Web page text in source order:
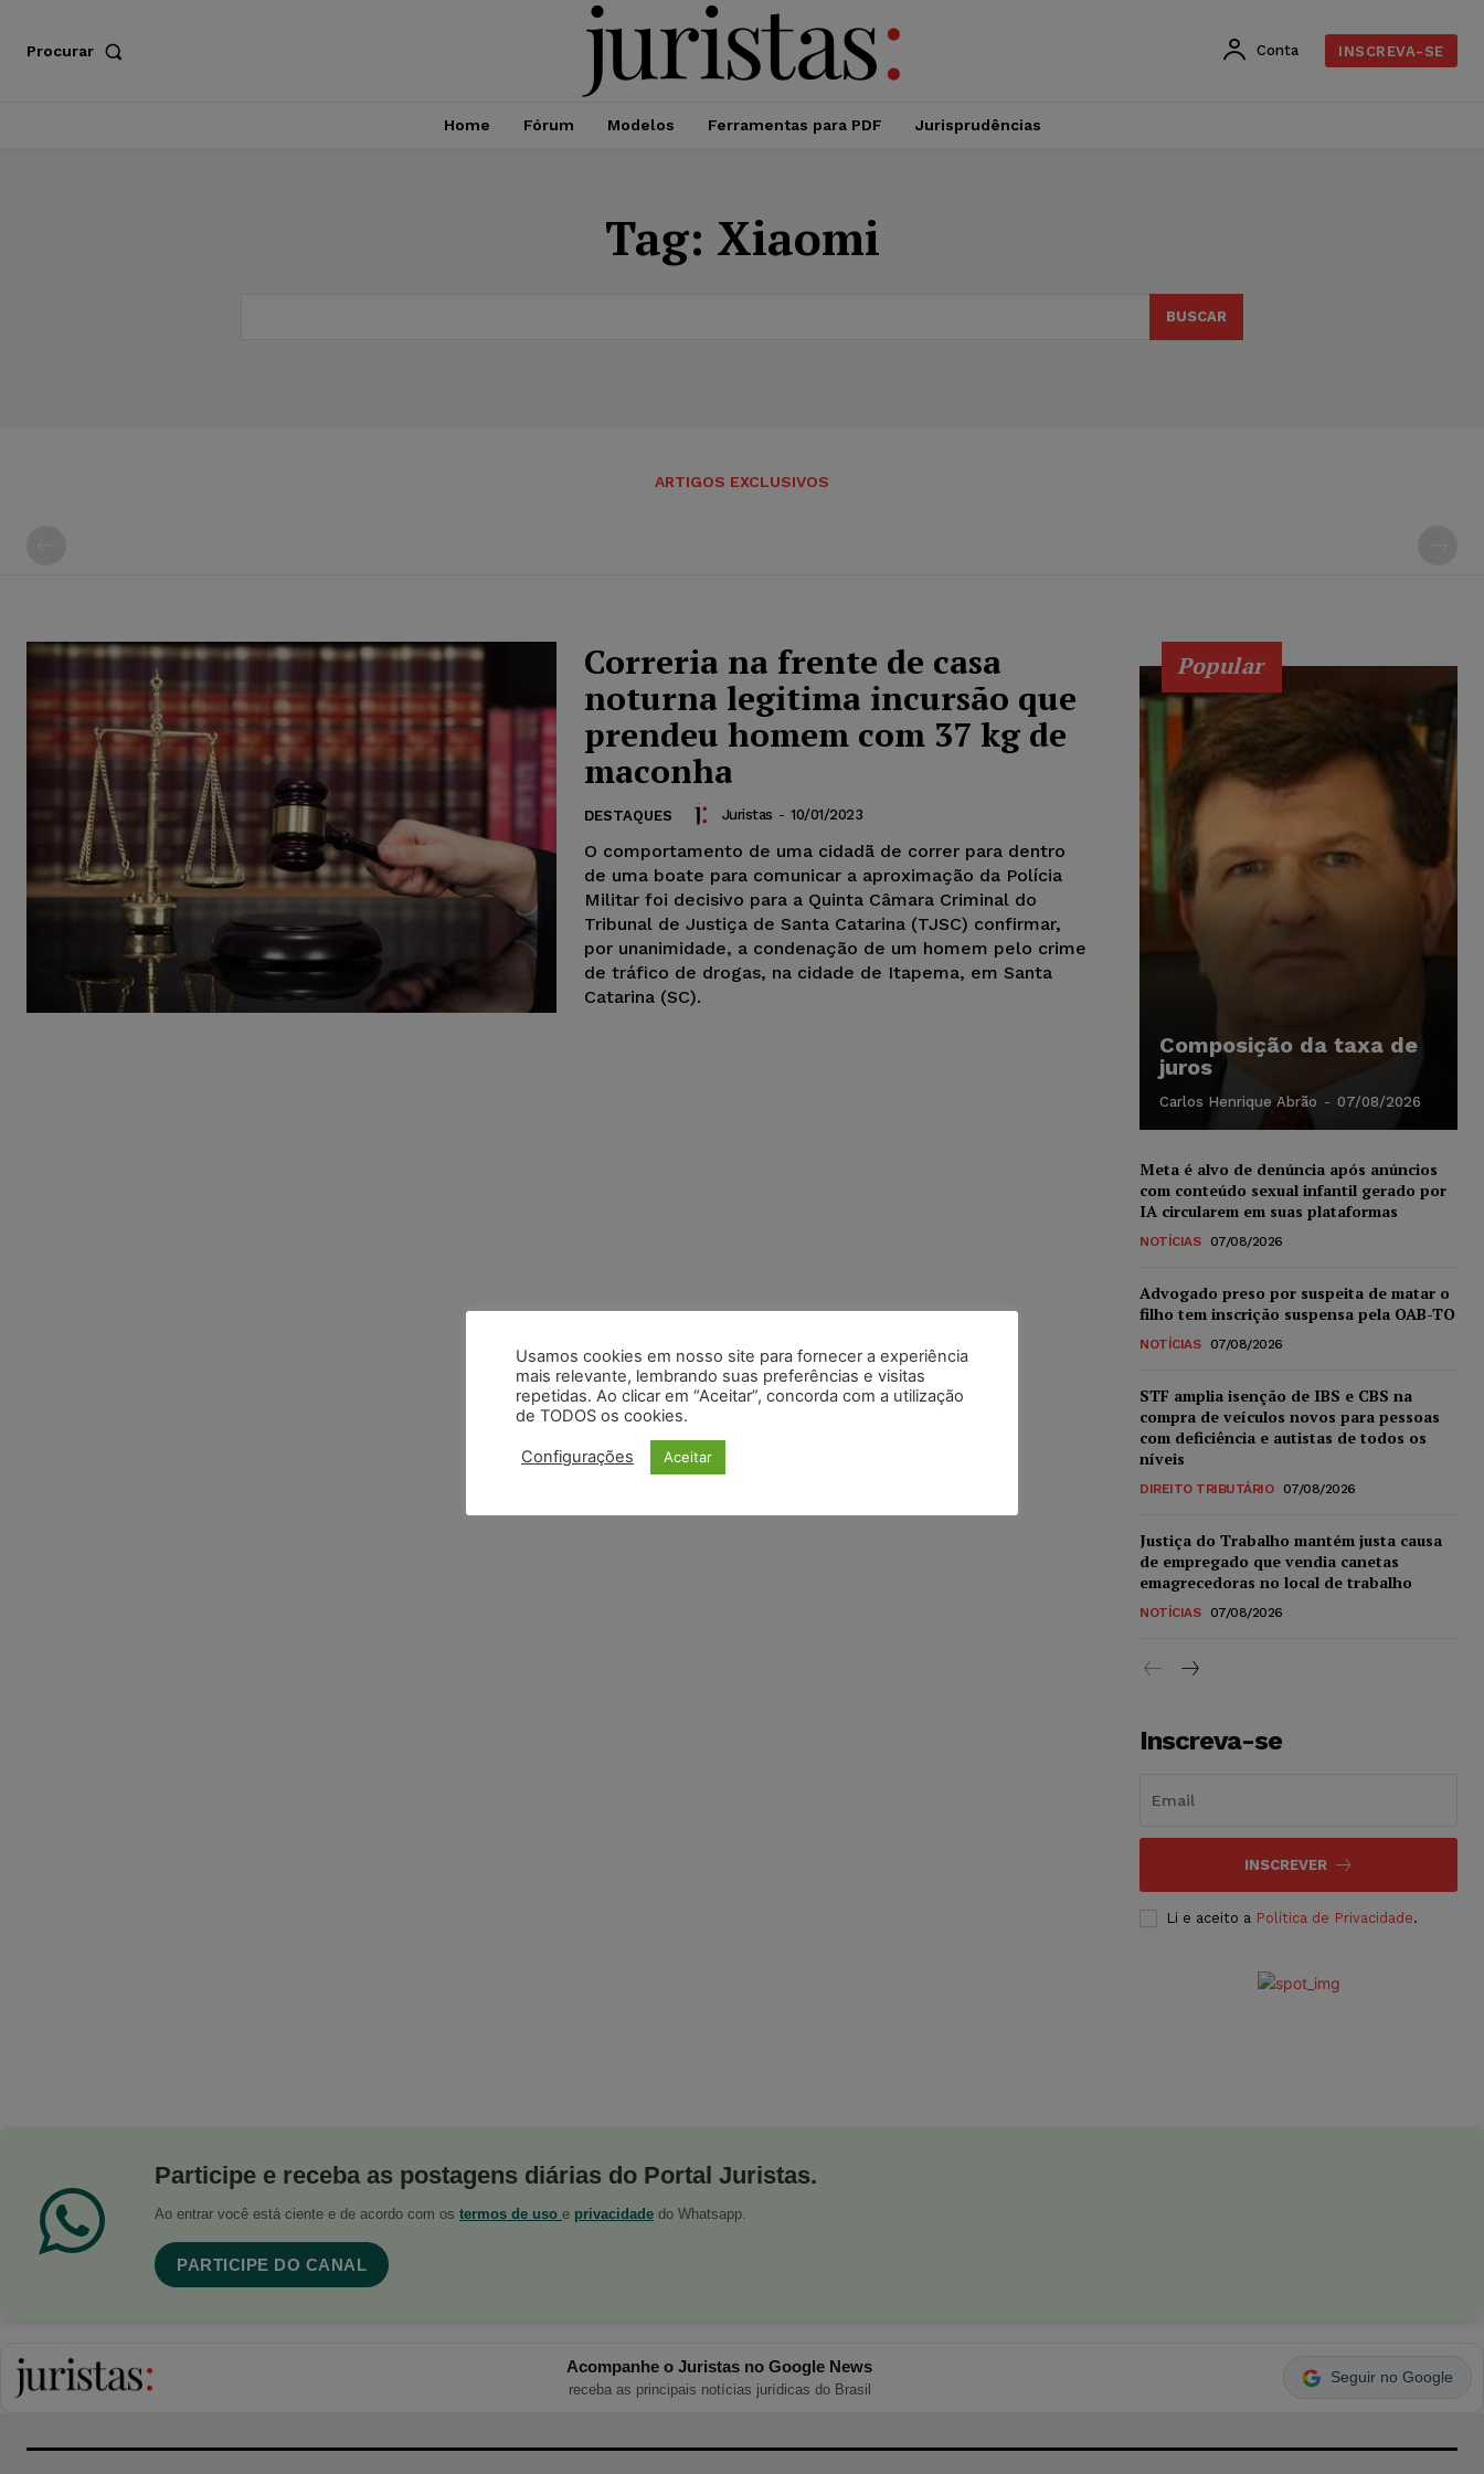
Procurar Conta INSCREVA-SE
Home Fórum Modelos Ferramentas para PDF Jurisprudências
Tag: Xiaomi
BUSCAR
ARTIGOS EXCLUSIVOS
Correria na frente de casa
noturna legitima incursão que
prendeu homem com 37 kg de
maconha
DESTAQUES Juristas - 10/01/2023
O comportamento de uma cidadã de correr para dentro
de uma boate para comunicar a aproximação da Polícia
Militar foi decisivo para a Quinta Câmara Criminal do
Tribunal de Justiça de Santa Catarina (TJSC) confirmar,
por unanimidade, a condenação de um homem pelo crime
de tráfico de drogas, na cidade de Itapema, em Santa
Catarina (SC).
Popular
Composição da taxa de
juros
Carlos Henrique Abrão - 07/08/2026
Meta é alvo de denúncia após anúncios
com conteúdo sexual infantil gerado por
IA circularem em suas plataformas
NOTÍCIAS 07/08/2026
Advogado preso por suspeita de matar o
filho tem inscrição suspensa pela OAB-TO
NOTÍCIAS 07/08/2026
STF amplia isenção de IBS e CBS na
compra de veículos novos para pessoas
com deficiência e autistas de todos os
níveis
DIREITO TRIBUTÁRIO 07/08/2026
Justiça do Trabalho mantém justa causa
de empregado que vendia canetas
emagrecedoras no local de trabalho
NOTÍCIAS 07/08/2026
Inscreva-se
INSCREVER
Li e aceito a Política de Privacidade.
Participe e receba as postagens diárias do Portal Juristas.
Ao entrar você está ciente e de acordo com os termos de uso e privacidade do Whatsapp.
PARTICIPE DO CANAL
Acompanhe o Juristas no Google News
receba as principais notícias jurídicas do Brasil
Seguir no Google
Usamos cookies em nosso site para fornecer a experiência
mais relevante, lembrando suas preferências e visitas
repetidas. Ao clicar em “Aceitar”, concorda com a utilização
de TODOS os cookies.
Configurações Aceitar